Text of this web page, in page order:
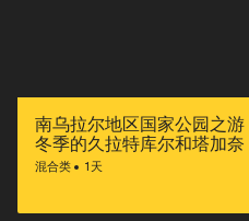
南乌拉尔地区国家公园之游
冬季的久拉特库尔和塔加奈
混合类 1天